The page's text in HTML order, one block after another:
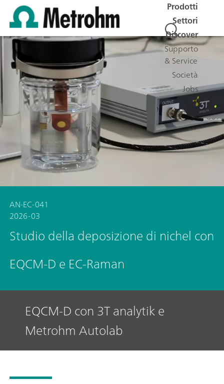
Prodotti
Settori
Discover
Supporto
& Service
Società
Jobs
AN-EC-041
2026-03
Studio della deposizione di nichel con
EQCM-D e EC-Raman
EQCM-D con 3T analytik e
Metrohm Autolab